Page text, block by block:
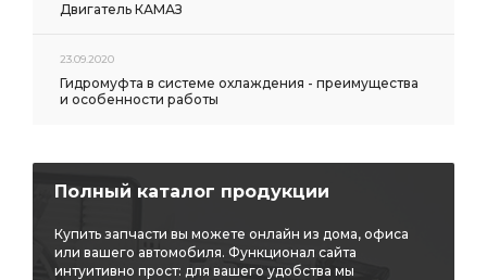
Двигатель КАМАЗ
23.09.2020
Гидромуфта в системе охлаждения - преимущества
и особенности работы
Полный каталог продукции
Купить запчасти вы можете онлайн из дома, офиса
или вашего автомобиля. Функционал сайта
интуитивно прост: для вашего удобства мы